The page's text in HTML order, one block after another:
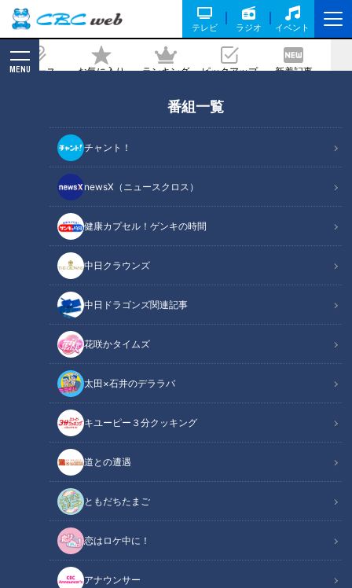
テレビ ラジオ イベント
ニュース お気に入り ランキング ピックアップ 新着記事
MENU
番組一覧
チャント！
newsX（ニュースクロス）
健康カプセル！ゲンキの時間
中日クラウンズ
中日ドラゴンズ関連記事
花咲かタイムズ
太田×石井のデララバ
キユーピー３分クッキング
道との遭遇
ともだちたまご
恋はロケ中に！
アナウンサー
SQUAREを語る
2026/06/03 05:57
RadiChubu（ラジチューブ）
小堀勝啓の新栄トークジャンボリー
世界に誇るフュージョンバンド、T-SQUAREからサックス＆
ウインドシンセサイザープレイヤーの伊東たけしさんと、新加
入した名古屋の現役大学生のキーボーディスト長谷川雄一さん
が、5月31日放送のＣＢＣラジオ『小堀勝啓の新栄トークジャ
ンボリー』に出演しました。6月3日にリリースされるニュー
アルバム『VOYAGE』について、小堀勝啓が尋ねます。
関連リンク この記事をradiko（ラジコ）で聴く
両親はびっくり
特別な何かがある
タッチが抜群